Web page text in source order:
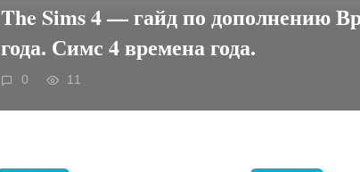
The Sims 4 — гайд по дополнению
года. Симс 4 времена года.
0 11